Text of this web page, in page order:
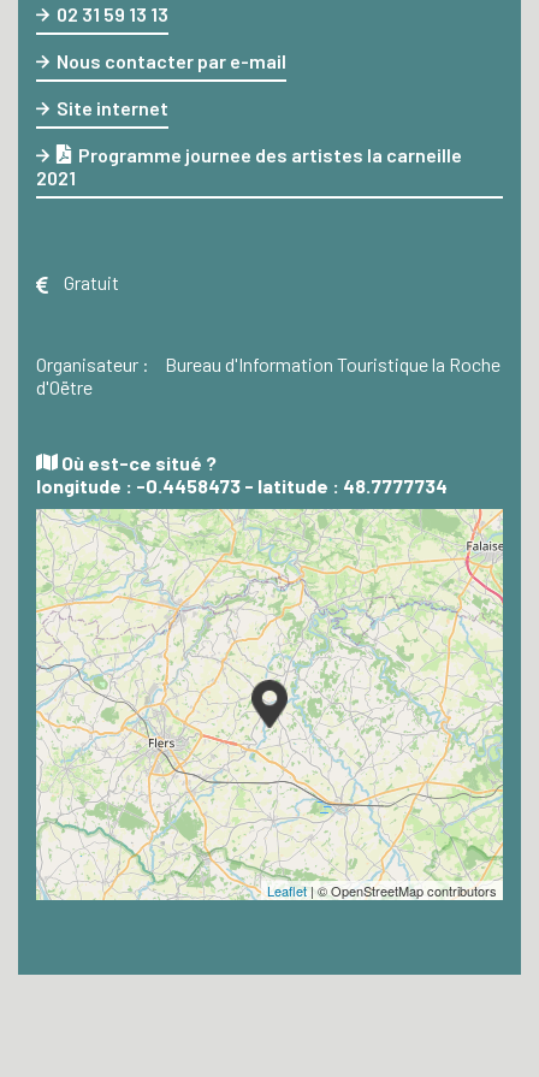
02 31 59 13 13
Nous contacter par e-mail
Site internet
Programme journee des artistes la carneille
2021
Gratuit
Organisateur :
Bureau d'Information Touristique la Roche
d'Oëtre
Où est-ce situé ?
longitude : -0.4458473 - latitude : 48.7777734
Leaflet| © OpenStreetMap contributors